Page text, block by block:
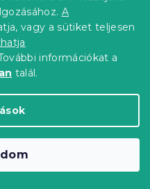
A
vagy a sütiket teljesen
információkat a
talál.
szerkesztése